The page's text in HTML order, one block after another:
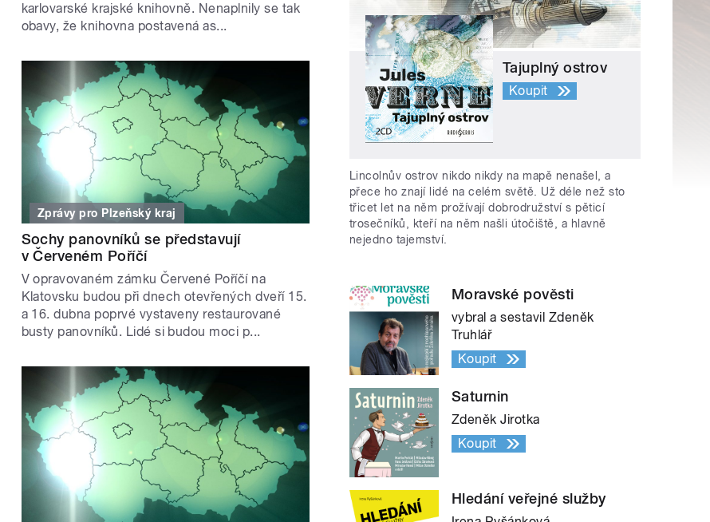
karlovarské krajské knihovně. Nenaplnily se tak
obavy, že knihovna postavená as...
Zprávy pro Plzeňský kraj
Sochy panovníků se představují
v Červeném Poříčí
V opravovaném zámku Červené Poříčí na
Klatovsku budou při dnech otevřených dveří 15.
a 16. dubna poprvé vystaveny restaurované
busty panovníků. Lidé si budou moci p...
Tajuplný ostrov
Koupit
Lincolnův ostrov nikdo nikdy na mapě nenašel, a
přece ho znají lidé na celém světě. Už déle než sto
třicet let na něm prožívají dobrodružství s pěticí
trosečníků, kteří na něm našli útočiště, a hlavně
nejedno tajemství.
Moravské pověsti
vybral a sestavil Zdeněk
Truhlář
Koupit
Saturnin
Zdeněk Jirotka
Koupit
Hledání veřejné služby